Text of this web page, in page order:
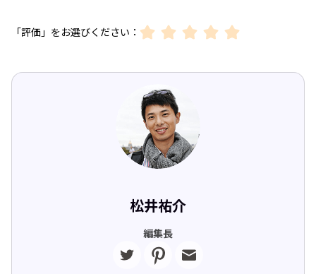
「評価」をお選びください：
松井祐介
編集長